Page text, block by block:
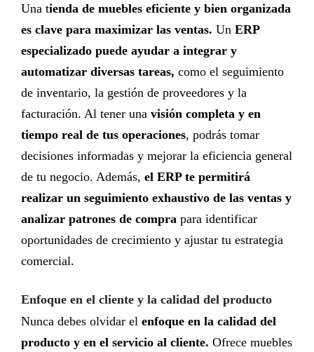
Una tienda de muebles eficiente y bien organizada
es clave para maximizar las ventas. Un ERP
especializado puede ayudar a integrar y
automatizar diversas tareas, como el seguimiento
de inventario, la gestión de proveedores y la
facturación. Al tener una visión completa y en
tiempo real de tus operaciones, podrás tomar
decisiones informadas y mejorar la eficiencia general
de tu negocio. Además, el ERP te permitirá
realizar un seguimiento exhaustivo de las ventas y
analizar patrones de compra para identificar
oportunidades de crecimiento y ajustar tu estrategia
comercial.
Enfoque en el cliente y la calidad del producto
Nunca debes olvidar el enfoque en la calidad del
producto y en el servicio al cliente. Ofrece muebles